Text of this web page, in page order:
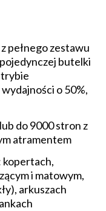
pełnego zestawu
butelki
o 50%,
do 9000 stron z
atramentem
kopertach,
i matowym,
arkuszach